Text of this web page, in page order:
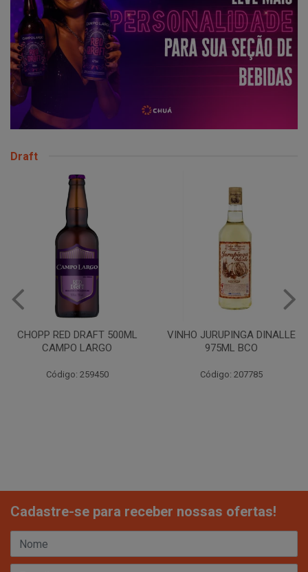
Draft
CHOPP RED DRAFT 500ML
CAMPO LARGO
Código: 259450
VINHO JURUPINGA DINALLE
975ML BCO
Código: 207785
Cadastre-se para receber nossas ofertas!